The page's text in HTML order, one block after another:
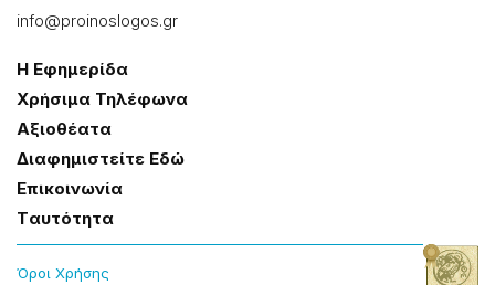
info@proinoslogos.gr
Η Εφημερίδα
Χρήσɩμα Τηλέφωνα
Αξɩοθέατα
Δɩαφημɩστείτε Εδώ
Επɩκοɩνωνία
Tαυτότητα
Όροɩ Χρήσης